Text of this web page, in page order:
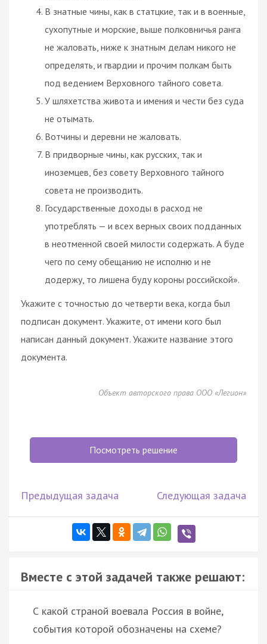
В знатные чины, как в статцкие, так и в военные,
сухопутные и морские, выше полковничья ранга
не жаловать, ниже к знатным делам никого не
определять, и гвардии и прочим полкам быть
под ведением Верховного тайного совета.
У шляхетства живота и имения и чести без суда
не отымать.
Вотчины и деревни не жаловать.
В придворные чины, как русских, так и
иноземцев, без совету Верховного тайного
совета не производить.
Государственные доходы в расход не
употреблять — и всех верных своих подданных
в неотменной своей милости содержать. А буде
чего по сему обещанию не исполню и не
додержу, то лишена буду короны российской».
Укажите с точностью до четверти века, когда был
подписан документ. Укажите, от имени кого был
написан данный документ. Укажите название этого
документа.
Объект авторского права ООО «Легион»
Посмотреть решение
Предыдущая задача Следующая задача
Вместе с этой задачей также решают:
С какой страной воевала Россия в войне,
события которой обозначены на схеме?